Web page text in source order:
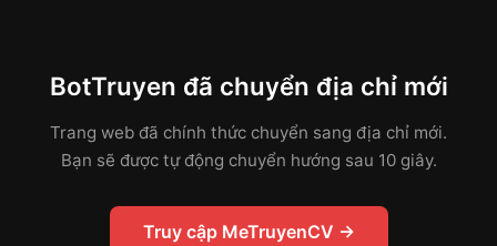
BotTruyen đã chuyển địa chỉ mới
Trang web đã chính thức chuyển sang địa chỉ mới.
Bạn sẽ được tự động chuyển hướng sau 10 giây.
Truy cập MeTruyenCV →